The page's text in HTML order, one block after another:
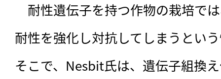
耐性遺伝子を持つ作物の栽培で
耐性を強化し対抗してしまうとい
そこで、Nesbit氏は、遺伝子組換